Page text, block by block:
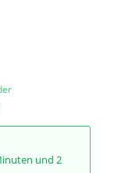
und 2